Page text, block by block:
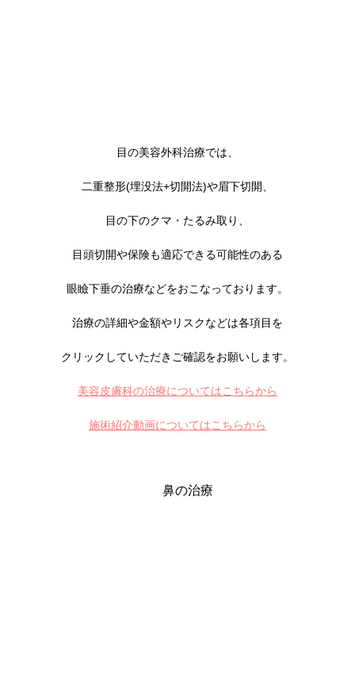
目の美容外科治療では、
二重整形(埋没法+切開法)や眉下切開、
目の下のクマ・たるみ取り、
目頭切開や保険も適応できる可能性のある
眼瞼下垂の治療などをおこなっております。
治療の詳細や金額やリスクなどは各項目を
クリックしていただきご確認をお願いします。
美容皮膚科の治療についてはこちらから
施術紹介動画についてはこちらから
鼻の治療